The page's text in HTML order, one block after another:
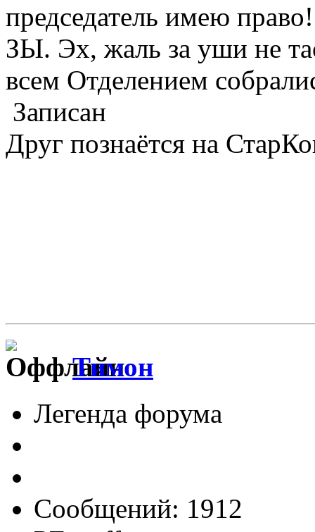
председатель имею
ЗЫ. Эх, жаль за уши не
всем Отделением
Записан
Друг познаётся на
Тимон
Легенда форума
Сообщений: 1912